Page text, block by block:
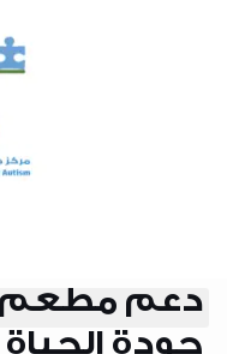
دعم مطعم
جودة الحياة
Post
navigation